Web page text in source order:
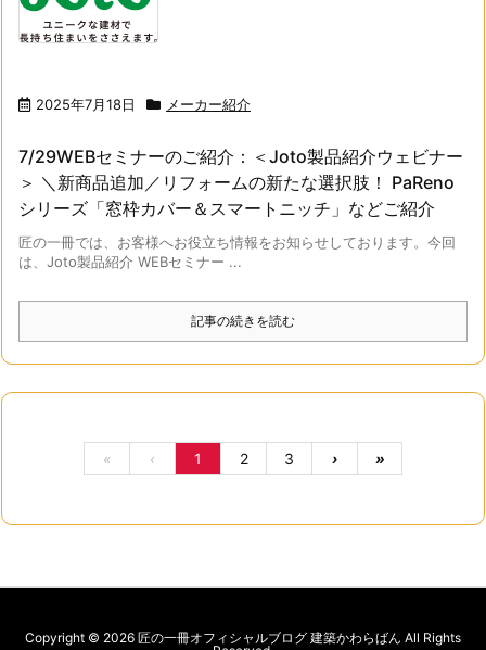
2025年7月18日 メーカー紹介
7/29WEBセミナーのご紹介：＜Joto製品紹介ウェビナー
＞ ＼新商品追加／リフォームの新たな選択肢！ PaReno
シリーズ「窓枠カバー＆スマートニッチ」などご紹介
匠の一冊では、お客様へお役立ち情報をお知らせしております。今回
は、Joto製品紹介 WEBセミナー ...
記事の続きを読む
« ‹ 1 2 3 › »
Copyright © 2026 匠の一冊オフィシャルブログ 建築かわらばん All Rights